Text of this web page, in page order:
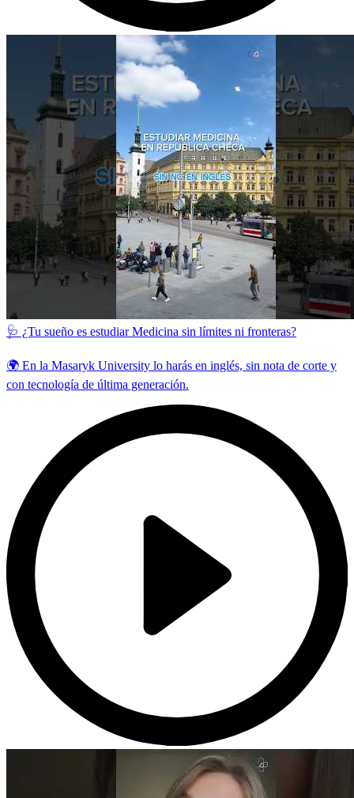
🩺 ¿Tu sueño es estudiar Medicina sin límites ni fronteras?
🌍 En la Masaryk University lo harás en inglés, sin nota de corte y
con tecnología de última generación.